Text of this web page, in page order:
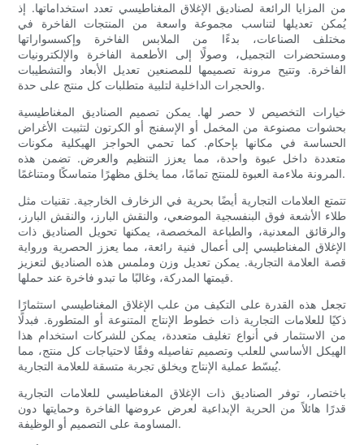
من المزايا الرائعة لصناديق الإغلاق المغناطيسي تعدد استخداماتها. إذ
يُمكن تعديلها لتناسب مجموعة واسعة من المنتجات الفاخرة في
مختلف الصناعات، بدءًا من الملابس الفاخرة وإكسسواراتها
ومستحضرات التجميل، وصولًا إلى الأطعمة الفاخرة والإلكترونيات
الفاخرة. وتتيح مرونة تصميمها للمصنعين تعديل الأبعاد والتشطيبات
والحجرات الداخلية لتلبية متطلبات كل منتج على حدة.
خيارات التخصيص لا حصر لها. يمكن تصميم الصناديق المغناطيسية
بحشوات مصنوعة من المخمل أو الإسفنج أو الكرتون لتثبيت الأغراض
الحساسة في مكانها بإحكام. كما تحمي الحواجز الهيكلية مكونات
متعددة داخل عبوة واحدة، مما يعزز التنظيم والعرض. تضمن هذه
المرونة ملاءمة العبوة للمنتج تمامًا، مما يخلق مظهرًا متماسكًا ومتناغمًا.
تتمتع العلامات التجارية أيضًا بحرية في الزخارف الخارجية. تقنيات مثل
طلاء الأشعة فوق البنفسجية الموضعي، والنقش البارز، والنقش البارز،
والرقائق المعدنية، والطباعة المخصصة، يمكنها تحويل الصناديق ذات
الإغلاق المغناطيسي إلى أعمال فنية رائعة، مما يعزز الحصرية ورواية
قصة العلامة التجارية. يمكن تعديل وزن وملمس هذه الصناديق لتعزيز
قيمتها المدركة، وغالبًا ما تبدو فاخرة عند حملها.
تجعل هذه القدرة على التكيف من علب الإغلاق المغناطيسي استثمارًا
ذكيًا للعلامات التجارية ذات خطوط الإنتاج المتنوعة أو المتطورة. فبدلًا
من الاستثمار في أنواع تغليف متعددة، يمكن للشركات استخدام هذا
الهيكل الأساسي للعلب وتصميم تفاصيله وفقًا لاحتياجات كل منتج، مما
يُبسّط عملية الإنتاج ويخلق تجربة متسقة للعلامة التجارية.
باختصار، توفر الصناديق ذات الإغلاق المغناطيسي للعلامات التجارية
قدرًا هائلاً من الحرية الإبداعية لعرض عروضها الفاخرة وحمايتها دون
المساومة على التصميم أو الوظيفة.